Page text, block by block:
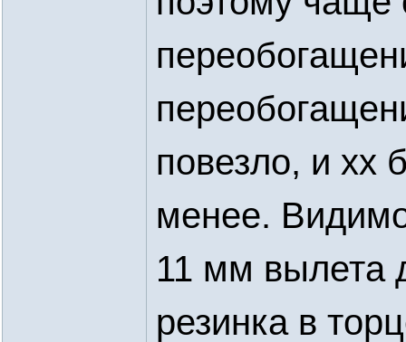
повезло, и хх
менее.
11 мм вылета
резинка в